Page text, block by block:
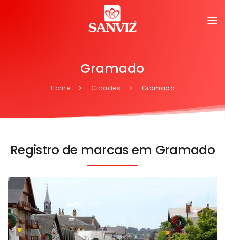
Gramado
Home Cidades Gramado
Registro de marcas em Gramado